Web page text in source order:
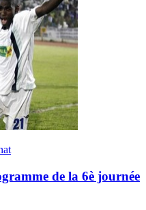
de la 6è journée